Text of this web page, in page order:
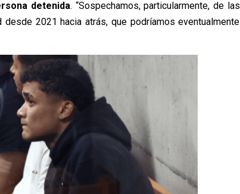
detenida. “Sospechamos, particularmente, de las
2021 hacia atrás, que podríamos eventualmente